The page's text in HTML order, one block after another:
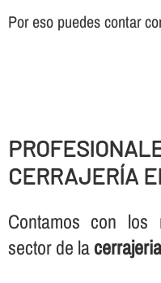
Por eso puedes contar
CERRAJERÍ­A
Contamos con los
sector de la